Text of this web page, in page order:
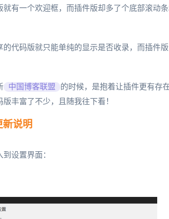
有一个欢迎框，而插件版却多了个底部滚动
代码版就只能单纯的显示是否收录，而插件
中国博客联盟
的时候，是抱着让插件更有存
丰富了不少，且随我往下看！
说明
设置界面：